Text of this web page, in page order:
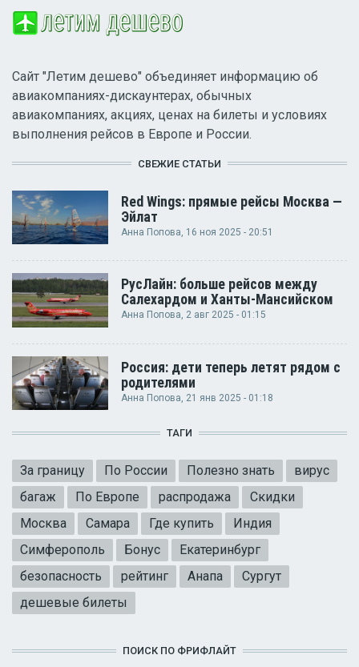
Сайт "Летим дешево" объединяет информацию об
авиакомпаниях-дискаунтерах, обычных
авиакомпаниях, акциях, ценах на билеты и условиях
выполнения рейсов в Европе и России.
СВЕЖИЕ СТАТЬИ
Red Wings: прямые рейсы Москва —
Эйлат
Анна Попова, 16 ноя 2025 - 20:51
РусЛайн: больше рейсов между
Салехардом и Ханты-Мансийском
Анна Попова, 2 авг 2025 - 01:15
Россия: дети теперь летят рядом с
родителями
Анна Попова, 21 янв 2025 - 01:18
ТАГИ
За границу По России Полезно знать
вирус
багаж
По Европе распродажа
Скидки
Москва
Самара Где купить
Индия
Симферополь
Бонус
Екатеринбург
безопасность
рейтинг Анапа
Сургут
дешевые билеты
ПОИСК ПО ФРИФЛАЙТ